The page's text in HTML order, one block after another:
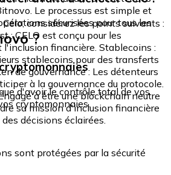
Le processus est simple et
sécurisées pour tous les
considérez les points suivants :
: CELO est conçu pour les
financière. Stablecoins :
stablecoins pour des transferts
de gouvernance : Les détenteurs
à la gouvernance du protocole.
à être une blockchain neutre
sa mission d'inclusion financière
décisions éclairées.
?
d'avoir le contrôle total de vos
cryptomonnaies.
sont protégées par la sécurité